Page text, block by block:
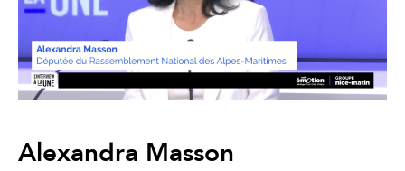
Alexandra Masson